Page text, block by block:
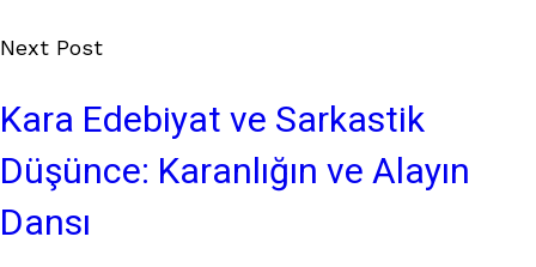
Next Post
Kara Edebiyat ve Sarkastik
Düşünce: Karanlığın ve Alayın
Dansı